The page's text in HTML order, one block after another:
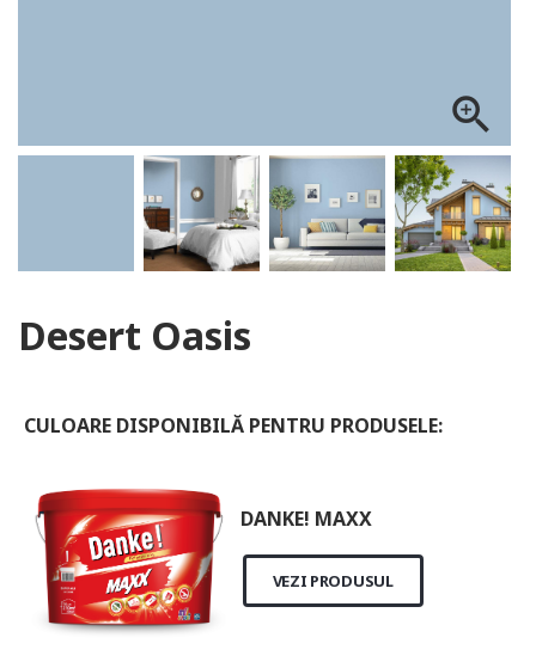
zoom_in
Desert Oasis
CULOARE DISPONIBILĂ PENTRU PRODUSELE:
DANKE! MAXX
VEZI PRODUSUL